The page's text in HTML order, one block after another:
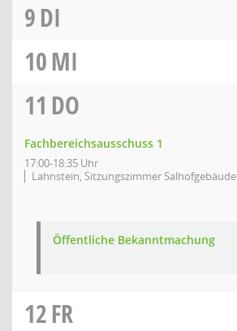
9DI
10MI
11 DO
Fachbereichsausschuss 1
17:00-18:35 Uhr
Lahnstein, Sitzungszimmer Salhofgebäude
Öffentliche Bekanntmachung
12FR